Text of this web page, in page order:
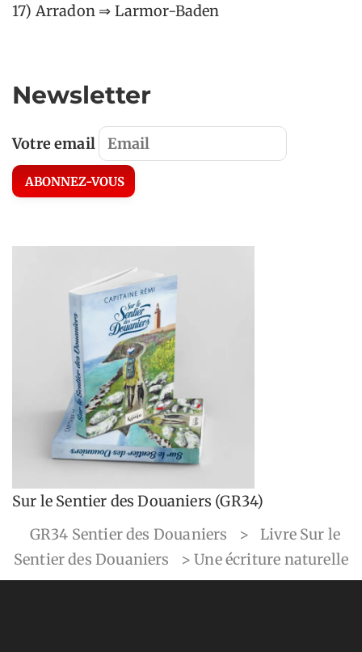
17) Arradon ⇒ Larmor-Baden
Newsletter
Votre email
Sur le Sentier des Douaniers (GR34)
GR34 Sentier des Douaniers
>
Livre Sur le
Sentier des Douaniers
>Une écriture naturelle